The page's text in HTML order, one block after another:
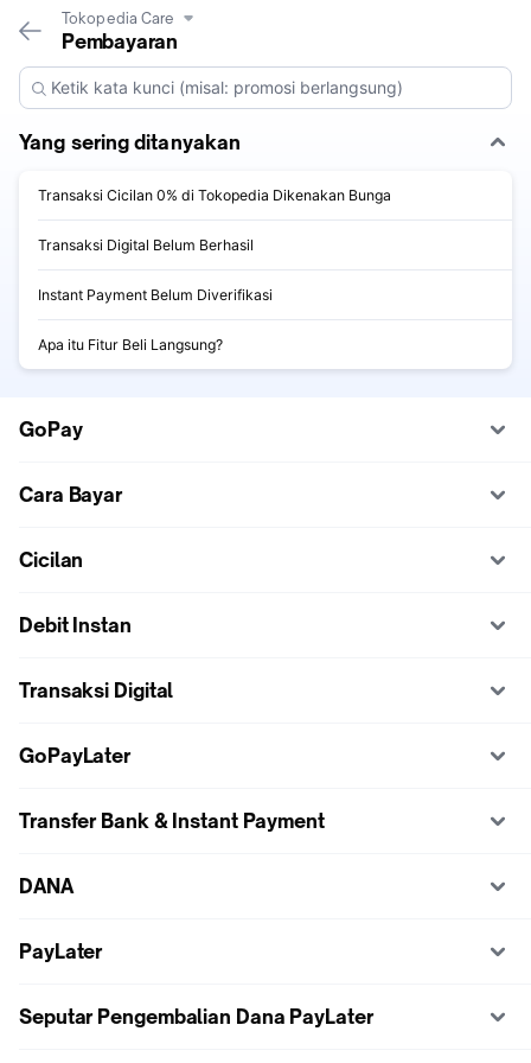
Tokopedia Care
Pembayaran
Yang sering ditanyakan
Transaksi Cicilan 0% di Tokopedia Dikenakan Bunga
Transaksi Digital Belum Berhasil
Instant Payment Belum Diverifikasi
Apa itu Fitur Beli Langsung?
GoPay
Cara Bayar
Cicilan
Debit Instan
Transaksi Digital
GoPayLater
Transfer Bank & Instant Payment
DANA
PayLater
Seputar Pengembalian Dana PayLater